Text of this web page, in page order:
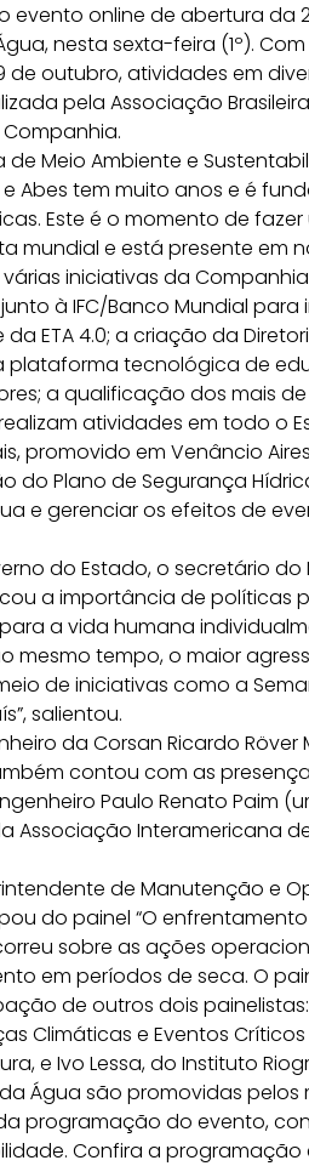
evento online de abertura da
nesta sexta-feira (1º).
de outubro, atividades em
pela Associação
Meio Ambiente e
Abes tem muito anos e é
Este é o momento de
mundial e está presente em
iniciativas da
à IFC/Banco Mundial
ETA 4.0; a criação da
plataforma tecnológica de
a qualificação dos mais
atividades em todo o
promovido em Venâncio
do Plano de Segurança
e gerenciar os efeitos de
do Estado, o secretário do
a importância de políticas
a vida humana
mesmo tempo, o maior
de iniciativas como a
salientou.
da Corsan Ricardo Röver
contou com as
Paulo Renato Paim
Associação Interamericana
de Manutenção e
do painel “O
sobre as ações
em períodos de seca. O
de outros dois
Climáticas e Eventos
e Ivo Lessa, do Instituto
Água são promovidas
programação do evento,
Confira a